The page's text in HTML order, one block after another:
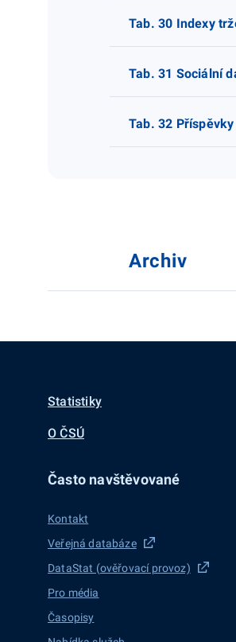
Tab. 30 Indexy
Tab. 31 Sociální
Tab. 32
Archiv
Statistiky
O ČSÚ
Často navštěvované
Kontakt
Veřejná databáze
DataStat (ověřovací provoz)
Pro média
Časopisy